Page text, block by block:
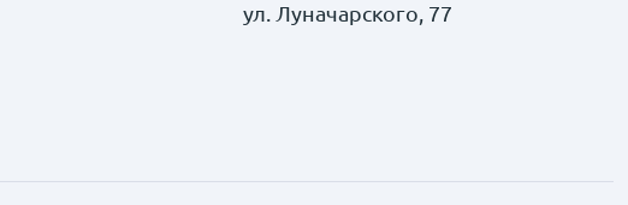
ул. Луначарского, 77